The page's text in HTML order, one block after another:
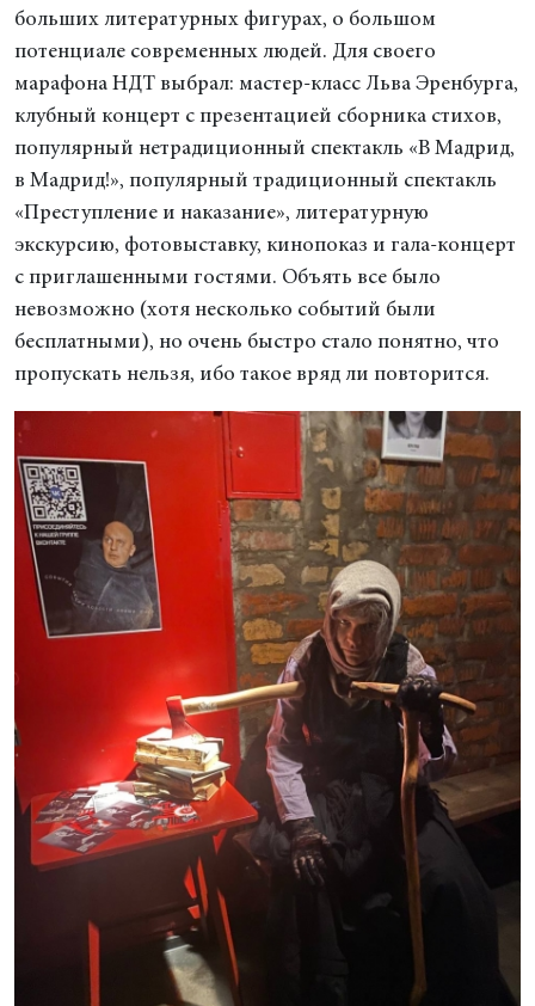
больших литературных фигурах, о большом
потенциале современных людей. Для своего
марафона НДТ выбрал: мастер-класс Льва Эренбурга,
клубный концерт с презентацией сборника стихов,
популярный нетрадиционный спектакль «В Мадрид,
в Мадрид!», популярный традиционный спектакль
«Преступление и наказание», литературную
экскурсию, фотовыставку, кинопоказ и гала-концерт
с приглашенными гостями. Объять все было
невозможно (хотя несколько событий были
бесплатными), но очень быстро стало понятно, что
пропускать нельзя, ибо такое вряд ли повторится.